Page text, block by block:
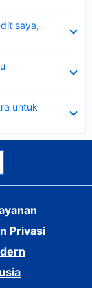
saya,
untuk
Privasi